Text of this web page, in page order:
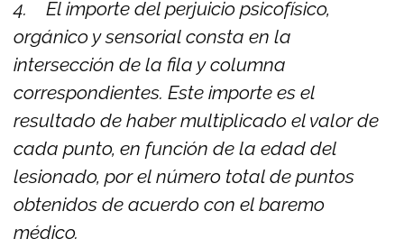
4. El importe del perjuicio psicofísico,
orgánico y sensorial consta en la
intersección de la fila y columna
correspondientes. Este importe es el
resultado de haber multiplicado el valor de
cada punto, en función de la edad del
lesionado, por el número total de puntos
obtenidos de acuerdo con el baremo
médico.